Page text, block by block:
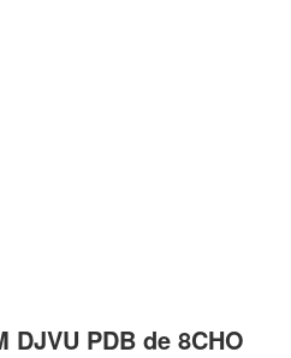
PDB de 8CHO